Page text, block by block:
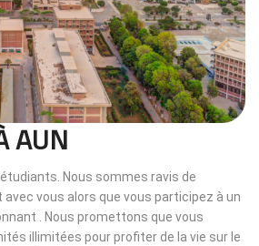
AUN
Nous sommes ravis de
vous alors que vous participez à un
. Nous promettons que vous
illimitées pour profiter de la vie sur le